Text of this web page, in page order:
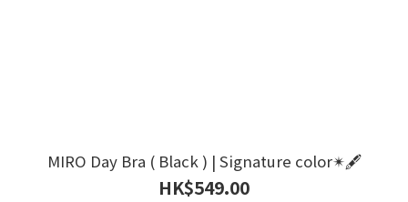
MIRO Day Bra ( Black ) | Signature color✴🖋
HK$549.00